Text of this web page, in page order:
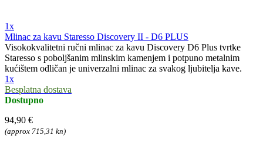
1x
Mlinac za kavu Staresso Discovery II - D6 PLUS
Visokokvalitetni ručni mlinac za kavu Discovery D6 Plus tvrtke
Staresso s poboljšanim mlinskim kamenjem i potpuno metalnim
kućištem odličan je univerzalni mlinac za svakog ljubitelja kave.
1x
Besplatna dostava
Dostupno
94,90 €
(approx 715,31 kn)